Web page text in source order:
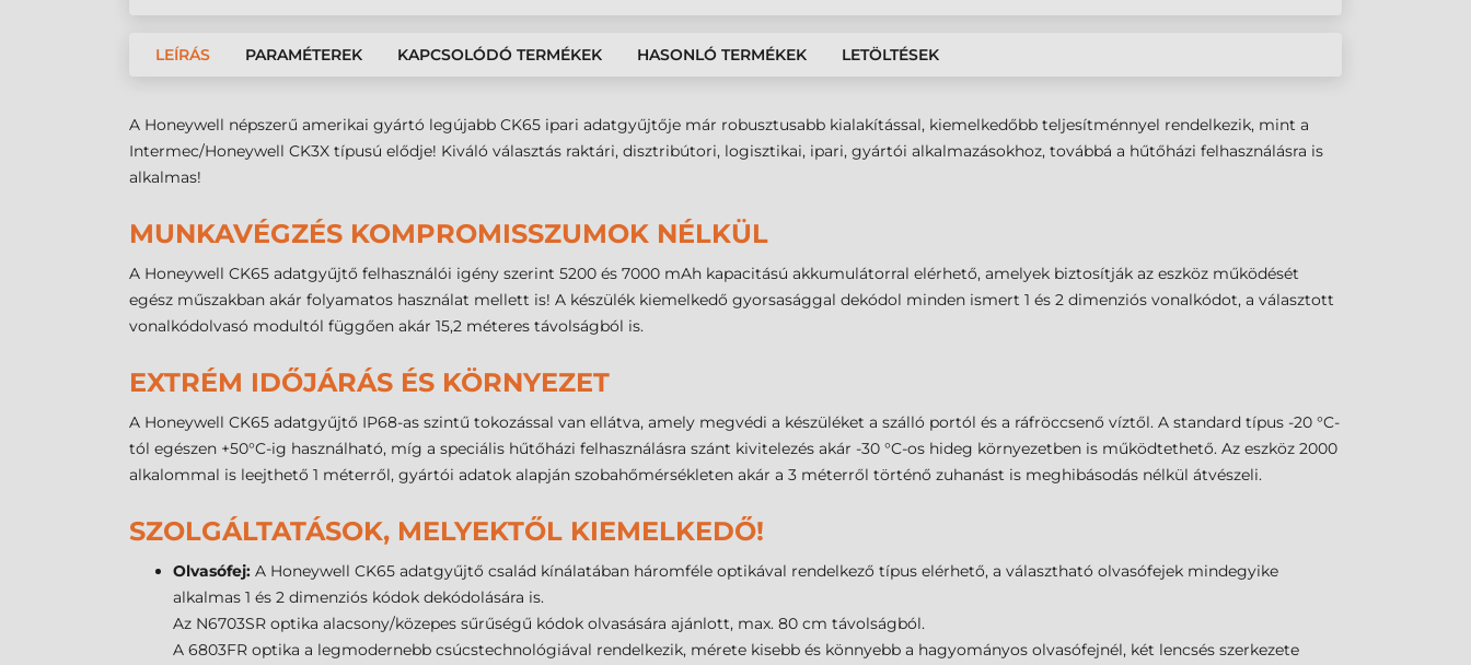
LEÍRÁS PARAMÉTEREK KAPCSOLÓDÓ TERMÉKEK HASONLÓ TERMÉKEK LETÖLTÉSEK
A Honeywell népszerű amerikai gyártó legújabb CK65 ipari adatgyűjtője már robusztusabb kialakítással, kiemelkedőbb teljesítménnyel rendelkezik, mint a
Intermec/Honeywell CK3X típusú elődje! Kiváló választás raktári, disztribútori, logisztikai, ipari, gyártói alkalmazásokhoz, továbbá a hűtőházi felhasználásra is
alkalmas!
MUNKAVÉGZÉS KOMPROMISSZUMOK NÉLKÜL
A Honeywell CK65 adatgyűjtő felhasználói igény szerint 5200 és 7000 mAh kapacitású akkumulátorral elérhető, amelyek biztosítják az eszköz működését
egész műszakban akár folyamatos használat mellett is! A készülék kiemelkedő gyorsasággal dekódol minden ismert 1 és 2 dimenziós vonalkódot, a választott
vonalkódolvasó modultól függően akár 15,2 méteres távolságból is.
EXTRÉM IDŐJÁRÁS ÉS KÖRNYEZET
A Honeywell CK65 adatgyűjtő IP68-as szintű tokozással van ellátva, amely megvédi a készüléket a szálló portól és a ráfröccsenő víztől. A standard típus -20 °C-
tól egészen +50°C-ig használható, míg a speciális hűtőházi felhasználásra szánt kivitelezés akár -30 °C-os hideg környezetben is működtethető. Az eszköz 2000
alkalommal is leejthető 1 méterről, gyártói adatok alapján szobahőmérsékleten akár a 3 méterről történő zuhanást is meghibásodás nélkül átvészeli.
SZOLGÁLTATÁSOK, MELYEKTŐL KIEMELKEDŐ!
Olvasófej: A Honeywell CK65 adatgyűjtő család kínálatában háromféle optikával rendelkező típus elérhető, a választható olvasófejek mindegyike
alkalmas 1 és 2 dimenziós kódok dekódolására is.
Az N6703SR optika alacsony/közepes sűrűségű kódok olvasására ajánlott, max. 80 cm távolságból.
A 6803FR optika a legmodernebb csúcstechnológiával rendelkezik, mérete kisebb és könnyebb a hagyományos olvasófejnél, két lencsés szerkezete